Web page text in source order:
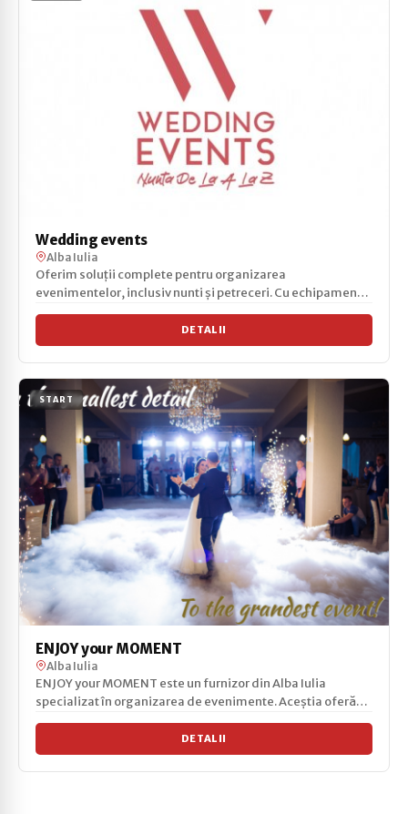
Wedding events
Alba Iulia
Oferim soluții complete pentru organizarea
evenimentelor, inclusiv nunti și petreceri. Cu echipamente
de ultim...
DETALII
START
ENJOY your MOMENT
Alba Iulia
ENJOY your MOMENT este un furnizor din Alba Iulia
specializat în organizarea de evenimente. Aceștia oferă
serv...
DETALII